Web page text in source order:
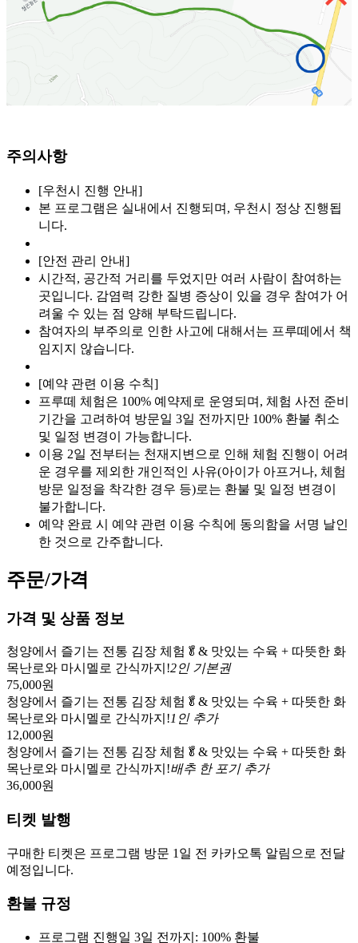
주의사항
[우천시 진행 안내]
본 프로그램은 실내에서 진행되며, 우천시 정상 진행됩
니다.
[안전 관리 안내]
시간적, 공간적 거리를 두었지만 여러 사람이 참여하는
곳입니다. 감염력 강한 질병 증상이 있을 경우 참여가 어
려울 수 있는 점 양해 부탁드립니다.
참여자의 부주의로 인한 사고에 대해서는 프루떼에서 책
임지지 않습니다.
[예약 관련 이용 수칙]
프루떼 체험은 100% 예약제로 운영되며, 체험 사전 준비
기간을 고려하여 방문일 3일 전까지만 100% 환불 취소
및 일정 변경이 가능합니다.
이용 2일 전부터는 천재지변으로 인해 체험 진행이 어려
운 경우를 제외한 개인적인 사유(아이가 아프거나, 체험
방문 일정을 착각한 경우 등)로는 환불 및 일정 변경이
불가합니다.
예약 완료 시 예약 관련 이용 수칙에 동의함을 서명 날인
한 것으로 간주합니다.
주문/가격
가격 및 상품 정보
청양에서 즐기는 전통 김장 체험🥬& 맛있는 수육 + 따뜻한 화
목난로와 마시멜로 간식까지!2인 기본권
75,000원
청양에서 즐기는 전통 김장 체험🥬& 맛있는 수육 + 따뜻한 화
목난로와 마시멜로 간식까지!1인 추가
12,000원
청양에서 즐기는 전통 김장 체험🥬& 맛있는 수육 + 따뜻한 화
목난로와 마시멜로 간식까지!배추 한 포기 추가
36,000원
티켓 발행
구매한 티켓은 프로그램 방문 1일 전 카카오톡 알림으로 전달
예정입니다.
환불 규정
프로그램 진행일 3일 전까지: 100% 환불